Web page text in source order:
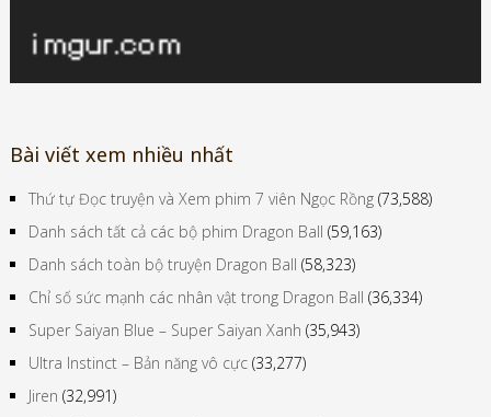
Bài viết xem nhiều nhất
Thứ tự Đọc truyện và Xem phim 7 viên Ngọc Rồng (73,588)
Danh sách tất cả các bộ phim Dragon Ball (59,163)
Danh sách toàn bộ truyện Dragon Ball (58,323)
Chỉ số sức mạnh các nhân vật trong Dragon Ball (36,334)
Super Saiyan Blue – Super Saiyan Xanh (35,943)
Ultra Instinct – Bản năng vô cực (33,277)
Jiren (32,991)